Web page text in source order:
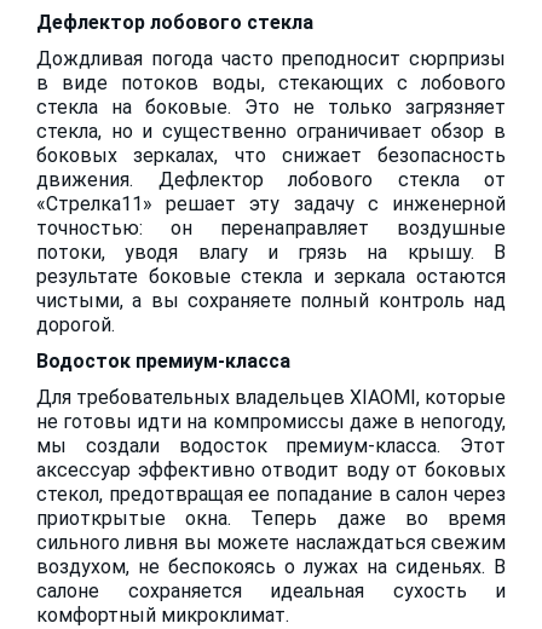
Дефлектор лобового стекла
Дождливая погода часто преподносит сюрпризы
в виде потоков воды, стекающих с лобового
стекла на боковые. Это не только загрязняет
стекла, но и существенно ограничивает обзор в
боковых зеркалах, что снижает безопасность
движения. Дефлектор лобового стекла от
«Стрелка11» решает эту задачу с инженерной
точностью: он перенаправляет воздушные
потоки, уводя влагу и грязь на крышу. В
результате боковые стекла и зеркала остаются
чистыми, а вы сохраняете полный контроль над
дорогой.
Водосток премиум-класса
Для требовательных владельцев XIAOMI, которые
не готовы идти на компромиссы даже в непогоду,
мы создали водосток премиум-класса. Этот
аксессуар эффективно отводит воду от боковых
стекол, предотвращая ее попадание в салон через
приоткрытые окна. Теперь даже во время
сильного ливня вы можете наслаждаться свежим
воздухом, не беспокоясь о лужах на сиденьях. В
салоне сохраняется идеальная сухость и
комфортный микроклимат.